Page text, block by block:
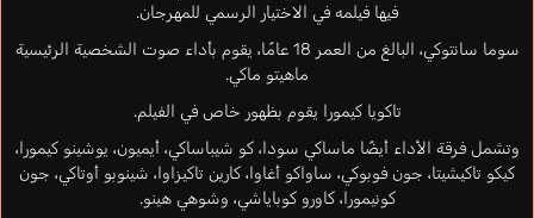
فيها فيلمه في الاختيار الرسمي للمهرجان.
سوما سانتوكي، البالغ من العمر 18 عامًا، يقوم بأداء صوت الشخصية الرئيسية
ماهيتو ماكي.
تاكويا كيمورا يقوم بظهور خاص في الفيلم.
وتشمل فرقة الأداء أيضًا ماساكي سودا، كو شيباساكي، أيميون، يوشينو كيمورا،
كيكو تاكيشيتا، جون فوبوكي، ساواكو أغاوا، كارين تاكيزاوا، شينوبو أوتاكي، جون
كونيمورا، كاورو كوباياشي، وشوهي هينو.